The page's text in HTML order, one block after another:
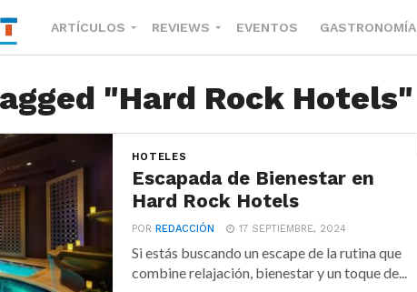
ARTÍCULOS REVIEWS EVENTOS GASTRONOMÍA
"Hard Rock Hotels"
HOTELES
Escapada de Bienestar en
Hard Rock Hotels
PORREDACCIÓN 17 SEPTIEMBRE, 2024
Si estás buscando un escape de la rutina que
combine relajación, bienestar y un toque de...